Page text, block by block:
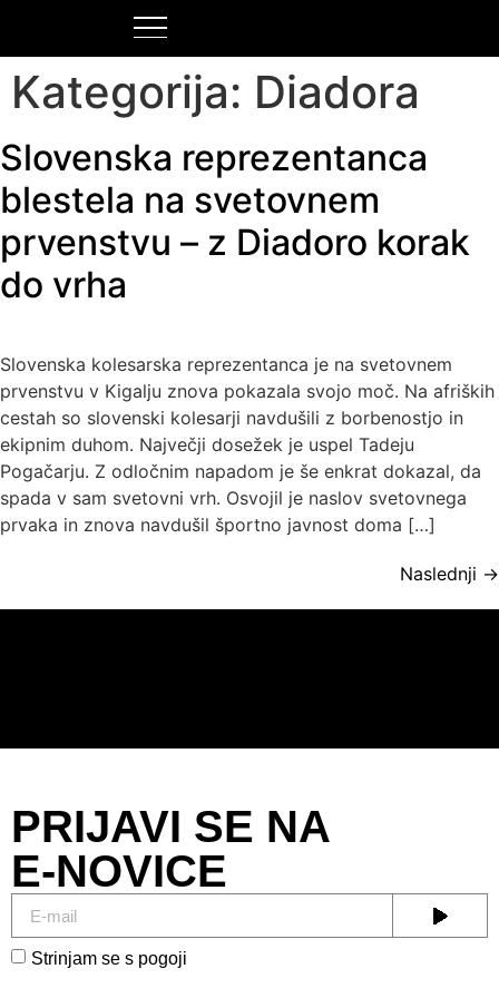
Kategorija: Diadora
Slovenska reprezentanca
blestela na svetovnem
prvenstvu – z Diadoro korak
do vrha
Slovenska kolesarska reprezentanca je na svetovnem
prvenstvu v Kigalju znova pokazala svojo moč. Na afriških
cestah so slovenski kolesarji navdušili z borbenostjo in
ekipnim duhom. Največji dosežek je uspel Tadeju
Pogačarju. Z odločnim napadom je še enkrat dokazal, da
spada v sam svetovni vrh. Osvojil je naslov svetovnega
prvaka in znova navdušil športno javnost doma […]
Naslednji →
PRIJAVI SE NA
E-NOVICE
Strinjam se s pogoji